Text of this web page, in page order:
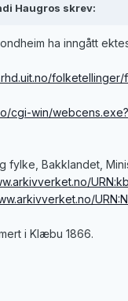
Haugros skrev:
ha inngått
folketellinger/
cgi-win/
fylke, Bakklandet,
i Klæbu 1866.